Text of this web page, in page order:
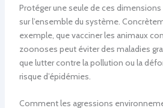
Protéger une seule de ces dimensions
sur l’ensemble du système.
exemple, que vacciner les animaux
zoonoses peut éviter des maladies
que lutter contre la pollution ou la
risque d’épidémies.
Comment les agressions